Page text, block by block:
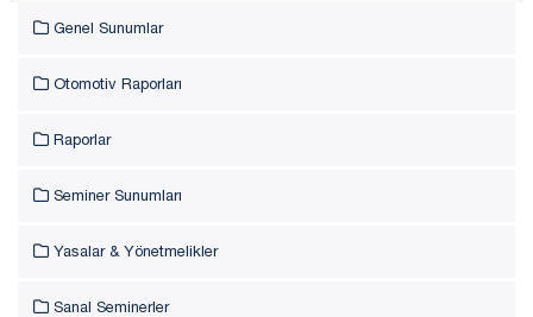
Genel Sunumlar
Otomotiv Raporları
Raporlar
Seminer Sunumları
Yasalar & Yönetmelikler
Sanal Seminerler